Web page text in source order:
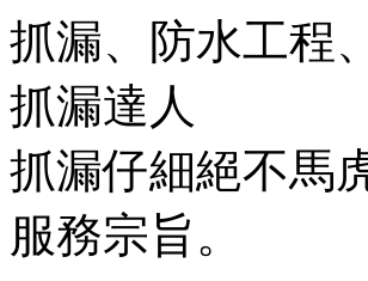
抓漏、防水工程
抓漏達人
抓漏仔細絕不馬
服務宗旨。